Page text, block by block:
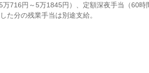
716円～5万1845円）、定額深夜手当（60時
た分の残業手当は別途支給。